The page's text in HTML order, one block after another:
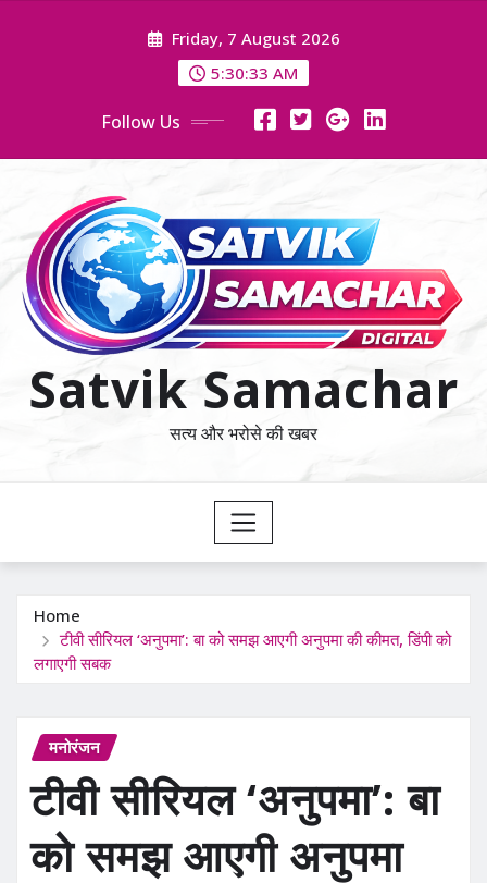
Friday, 7 August 2026
5:30:35 AM
Follow Us
Satvik Samachar
सत्य और भरोसे की खबर
Home
टीवी सीरियल ‘अनुपमा’: बा को समझ आएगी अनुपमा की कीमत, डिंपी को
लगाएगी सबक
मनोरंजन
टीवी सीरियल ‘अनुपमा’: बा
को समझ आएगी अनुपमा